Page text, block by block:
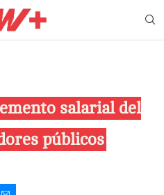
salarial del
públicos